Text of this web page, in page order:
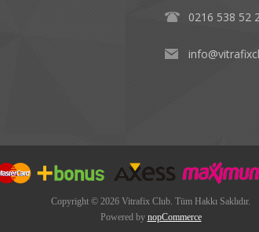
0216 538 52
Copyright © 2026 Vitrafix Club. Tüm Hakkı Saklıdır.
Powered by nopCommerce